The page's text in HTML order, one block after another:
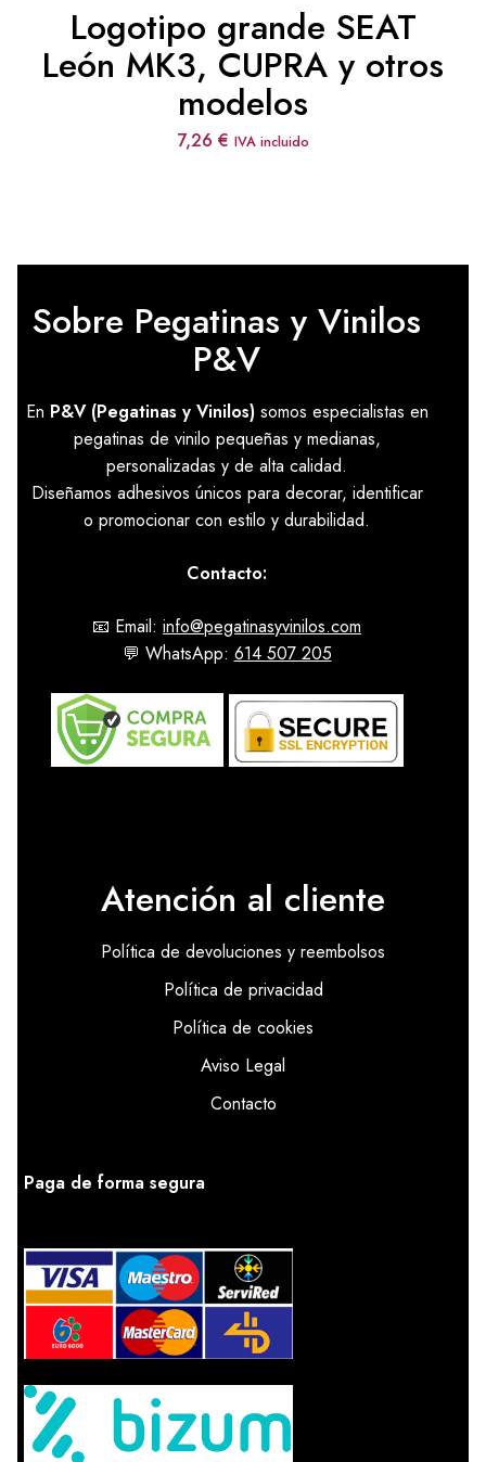
Logotipo grande SEAT
León MK3, CUPRA y otros
modelos
7,26 € IVA incluido
Sobre Pegatinas y Vinilos
P&V
En P&V (Pegatinas y Vinilos)somos especialistas en
pegatinas de vinilo pequeñas y medianas,
personalizadas y de alta calidad.
Diseñamos adhesivos únicos para decorar, identificar
o promocionar con estilo y durabilidad.
Contacto:
📧 Email: info@pegatinasyvinilos.com
💬 WhatsApp: 614 507 205
Atención al cliente
Política de devoluciones y reembolsos
Política de privacidad
Política de cookies
Aviso Legal
Contacto
Paga de forma segura